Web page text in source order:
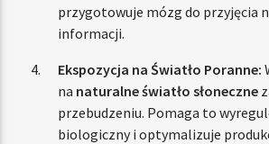
przygotowuje mózg do przyjęcia
informacji.
Ekspozycja na Światło Poranne:
na naturalne światło słoneczne
przebudzeniu. Pomaga to
biologiczny i optymalizuje